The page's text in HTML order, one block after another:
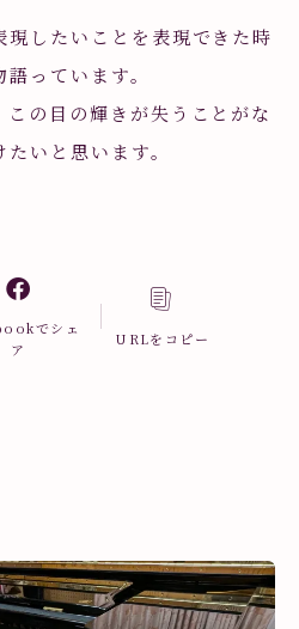
したいことを表現できた時
っています。
の目の輝きが失うことがな
いと思います。
でシェ
ア
URLをコピー